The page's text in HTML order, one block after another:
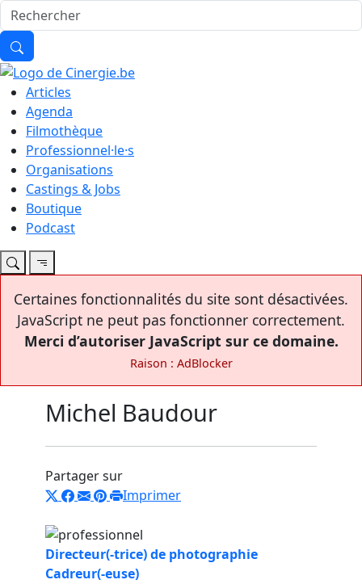
Articles
Agenda
Filmothèque
Professionnel·le·s
Organisations
Castings & Jobs
Boutique
Podcast
Certaines fonctionnalités du site sont désactivées.
JavaScript ne peut pas fonctionner correctement.
Merci d’autoriser JavaScript sur ce domaine.
Raison : AdBlocker
Michel Baudour
Partager sur
Imprimer
Directeur(-trice) de photographie
Cadreur(-euse)